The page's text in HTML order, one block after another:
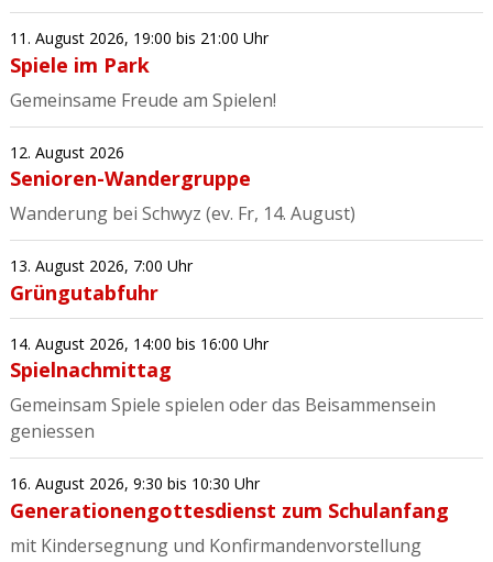
11. August 2026, 19:00 bis 21:00 Uhr
Spiele im Park
Gemeinsame Freude am Spielen!
12. August 2026
Senioren-Wandergruppe
Wanderung bei Schwyz (ev. Fr, 14. August)
13. August 2026, 7:00 Uhr
Grüngutabfuhr
14. August 2026, 14:00 bis 16:00 Uhr
Spielnachmittag
Gemeinsam Spiele spielen oder das Beisammensein
geniessen
16. August 2026, 9:30 bis 10:30 Uhr
Generationengottesdienst zum Schulanfang
mit Kindersegnung und Konfirmandenvorstellung